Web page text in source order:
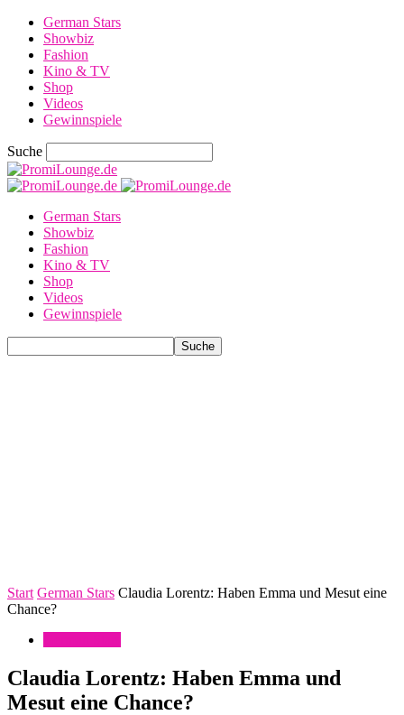
German Stars
Showbiz
Fashion
Kino & TV
Shop
Videos
Gewinnspiele
Suche
German Stars
Showbiz
Fashion
Kino & TV
Shop
Videos
Gewinnspiele
Start German Stars Claudia Lorentz: Haben Emma und Mesut eine
Chance?
Claudia Lorentz: Haben Emma und
Mesut eine Chance?